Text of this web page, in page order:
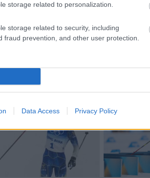
storage related to personalization.
storage related to security, including
fraud prevention, and other user protection.
Data Access Privacy Policy